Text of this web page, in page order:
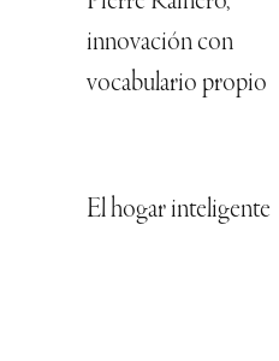
innovación con
vocabulario propio
El hogar inteligente